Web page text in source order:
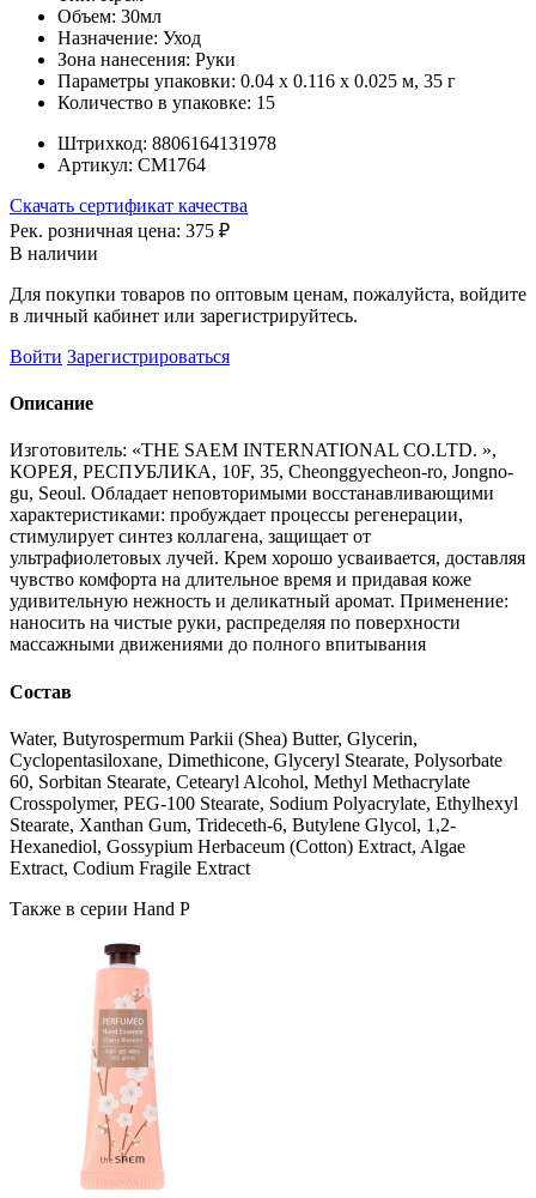
Объем: 30мл
Назначение: Уход
Зона нанесения: Руки
Параметры упаковки: 0.04 x 0.116 x 0.025 м, 35 г
Количество в упаковке: 15
Штрихкод: 8806164131978
Артикул: СМ1764
Скачать сертификат качества
Рек. розничная цена: 375 ₽
В наличии
Для покупки товаров по оптовым ценам, пожалуйста, войдите
в личный кабинет или зарегистрируйтесь.
Войти Зарегистрироваться
Описание
Изготовитель: «THE SAEM INTERNATIONAL CO.LTD. »,
КОРЕЯ, РЕСПУБЛИКА, 10F, 35, Cheonggyecheon-ro, Jongno-
gu, Seoul. Обладает неповторимыми восстанавливающими
характеристиками: пробуждает процессы регенерации,
стимулирует синтез коллагена, защищает от
ультрафиолетовых лучей. Крем хорошо усваивается, доставляя
чувство комфорта на длительное время и придавая коже
удивительную нежность и деликатный аромат. Применение:
наносить на чистые руки, распределяя по поверхности
массажными движениями до полного впитывания
Состав
Water, Butyrospermum Parkii (Shea) Butter, Glycerin,
Cyclopentasiloxane, Dimethicone, Glyceryl Stearate, Polysorbate
60, Sorbitan Stearate, Cetearyl Alcohol, Methyl Methacrylate
Crosspolymer, PEG-100 Stearate, Sodium Polyacrylate, Ethylhexyl
Stearate, Xanthan Gum, Trideceth-6, Butylene Glycol, 1,2-
Hexanediol, Gossypium Herbaceum (Cotton) Extract, Algae
Extract, Codium Fragile Extract
Также в серии Hand P